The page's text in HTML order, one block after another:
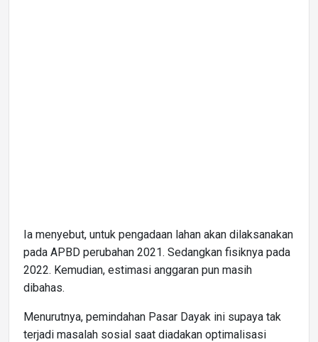
Ia menyebut, untuk pengadaan lahan akan dilaksanakan
pada APBD perubahan 2021. Sedangkan fisiknya pada
2022. Kemudian, estimasi anggaran pun masih
dibahas.
Menurutnya, pemindahan Pasar Dayak ini supaya tak
terjadi masalah sosial saat diadakan optimalisasi